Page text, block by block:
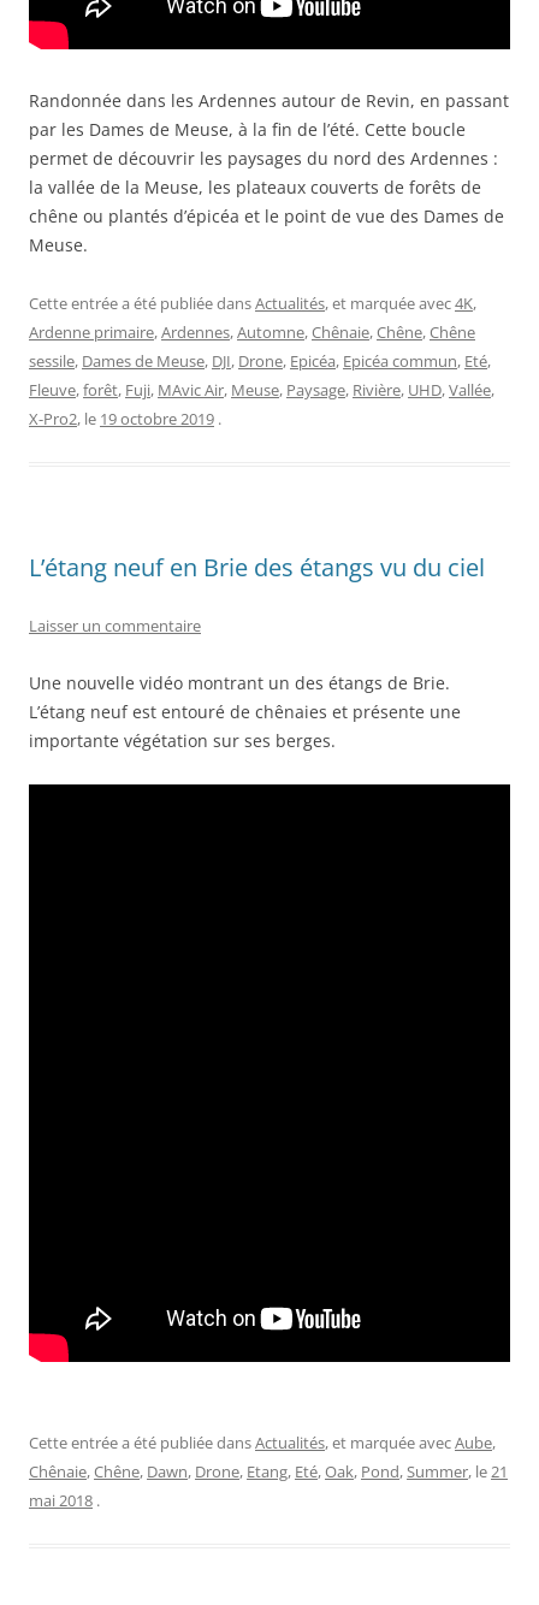
Randonnée dans les Ardennes autour de Revin, en passant
par les Dames de Meuse, à la fin de l’été. Cette boucle
permet de découvrir les paysages du nord des Ardennes :
la vallée de la Meuse, les plateaux couverts de forêts de
chêne ou plantés d’épicéa et le point de vue des Dames de
Meuse.
Cette entrée a été publiée dansActualités, et marquée avec4K,
Ardenne primaire,Ardennes,Automne,Chênaie,Chêne,Chêne
sessile, Dames de Meuse, DJI, Drone, Epicéa, Epicéa commun, Eté,
Fleuve,forêt, Fuji, MAvic Air, Meuse, Paysage, Rivière, UHD,Vallée,
X-Pro2, le 19 octobre 2019 .
L’étang neuf en Brie des étangs vu du ciel
Laisser un commentaire
Une nouvelle vidéo montrant un des étangs de Brie.
L’étang neuf est entouré de chênaies et présente une
importante végétation sur ses berges.
Cette entrée a été publiée dansActualités, et marquée avecAube,
Chênaie,Chêne, Dawn, Drone, Etang, Eté,Oak, Pond,Summer, le21
mai 2018 .